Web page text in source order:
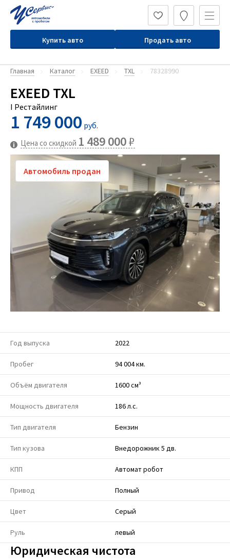
Купить авто Продать авто
Главная Каталог EXEED TXL 78328990
EXEED TXL
I Рестайлинг
1 749 000 руб.
Цена со скидкой 1 489 000₽
Год выпуска 2022
Пробег 94 004 км.
Объём двигателя 1600 см³
Мощность двигателя 186 л.с.
Тип двигателя Бензин
Тип кузова Внедорожник 5 дв.
КПП Автомат робот
Привод Полный
Цвет Серый
Руль левый
Юридическая чистота